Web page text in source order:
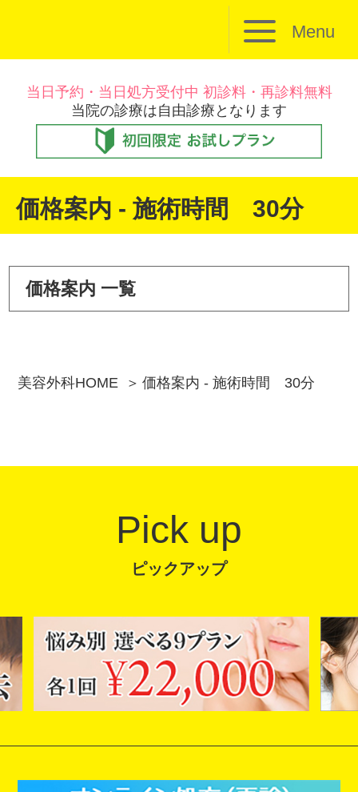
Menu
当日予約・当日処方受付中 初診料・再診料無料
当院の診療は自由診療となります
価格案内 - 施術時間 30分
価格案内 一覧
美容外科HOME 価格案内 - 施術時間 30分
Pick up
ピックアップ